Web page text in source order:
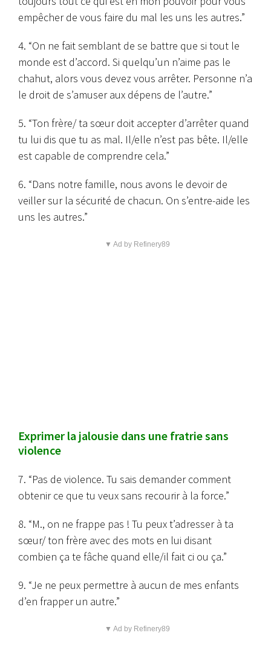
empêcher de vous faire du mal les uns les autres.”
4. “On ne fait semblant de se battre que si tout le
monde est d’accord. Si quelqu’un n’aime pas le
chahut, alors vous devez vous arrêter. Personne n’a
le droit de s’amuser aux dépens de l’autre.”
5. “Ton frère/ ta sœur doit accepter d’arrêter quand
tu lui dis que tu as mal. Il/elle n’est pas bête. Il/elle
est capable de comprendre cela.”
6. “Dans notre famille, nous avons le devoir de
veiller sur la sécurité de chacun. On s’entre-aide les
uns les autres.”
▼ Ad by Refinery89
Exprimer la jalousie dans une fratrie sans
violence
7. “Pas de violence. Tu sais demander comment
obtenir ce que tu veux sans recourir à la force.”
8. “M., on ne frappe pas ! Tu peux t’adresser à ta
sœur/ ton frère avec des mots en lui disant
combien ça te fâche quand elle/il fait ci ou ça.”
9. “Je ne peux permettre à aucun de mes enfants
d’en frapper un autre.”
▼ Ad by Refinery89